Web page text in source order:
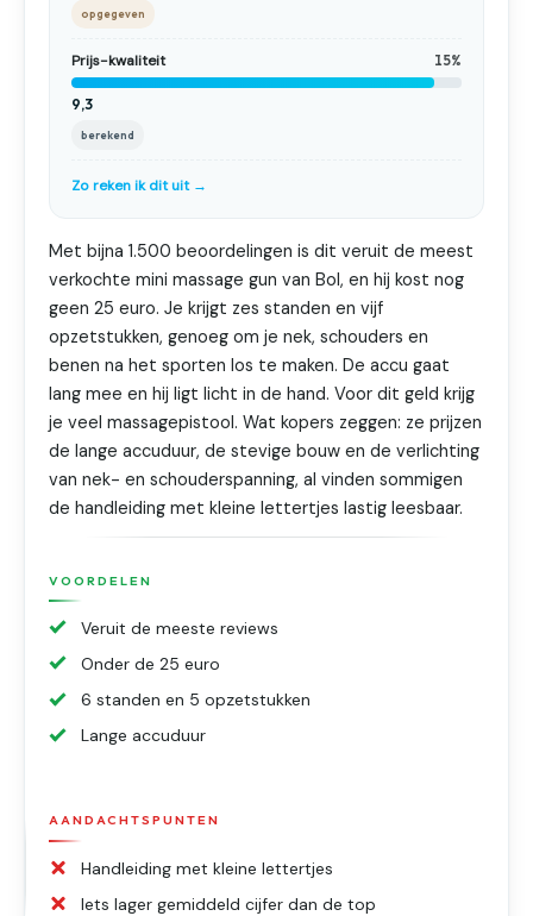
opgegeven
Prijs-kwaliteit 15%
9,3
berekend
Zo reken ik dit uit →
Met bijna 1.500 beoordelingen is dit veruit de meest
verkochte mini massage gun van Bol, en hij kost nog
geen 25 euro. Je krijgt zes standen en vijf
opzetstukken, genoeg om je nek, schouders en
benen na het sporten los te maken. De accu gaat
lang mee en hij ligt licht in de hand. Voor dit geld krijg
je veel massagepistool. Wat kopers zeggen: ze prijzen
de lange accuduur, de stevige bouw en de verlichting
van nek- en schouderspanning, al vinden sommigen
de handleiding met kleine lettertjes lastig leesbaar.
VOORDELEN
Veruit de meeste reviews
Onder de 25 euro
6 standen en 5 opzetstukken
Lange accuduur
AANDACHTSPUNTEN
Handleiding met kleine lettertjes
Iets lager gemiddeld cijfer dan de top